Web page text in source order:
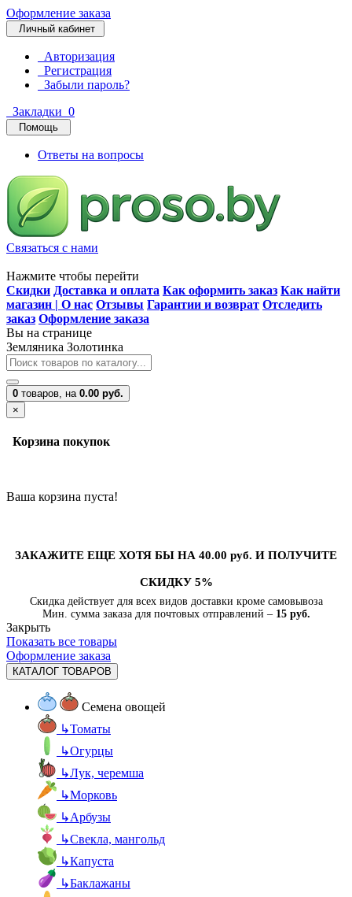
Оформление заказа
Личный кабинет
Авторизация
Регистрация
Забыли пароль?
Закладки 0
Помощь
Ответы на вопросы
Связаться с нами
Нажмите чтобы перейти
Скидки Доставка и оплата Как оформить заказ Как найти
магазин | О нас Отзывы Гарантии и возврат Отследить
заказ Оформление заказа
Вы на странице
Земляника Золотинка
0 товаров, на 0.00 руб.
×
Корзина покупок
Ваша корзина пуста!
ЗАКАЖИТЕ ЕЩЕ ХОТЯ БЫ НА 40.00 руб. И ПОЛУЧИТЕ
СКИДКУ 5%
Скидка действует для всех видов доставки кроме самовывоза
Мин. сумма заказа для почтовых отправлений – 15 руб.
Закрыть
Показать все товары
Оформление заказа
КАТАЛОГ ТОВАРОВ
Семена овощей
↳Томаты
↳Огурцы
↳Лук, черемша
↳Морковь
↳Арбузы
↳Свекла, мангольд
↳Капуста
↳Баклажаны